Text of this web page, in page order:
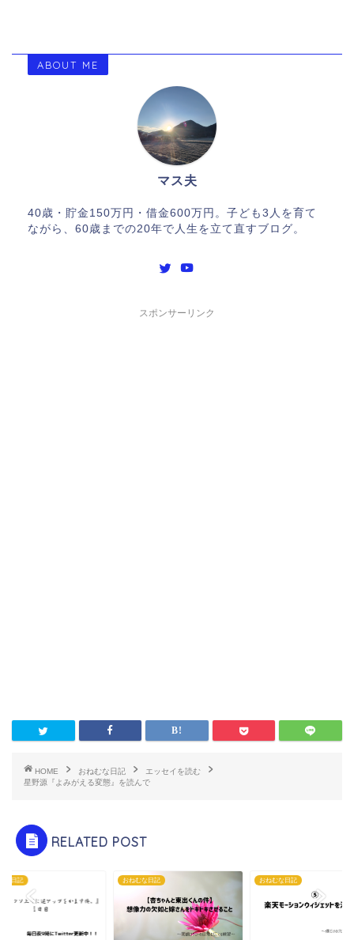
ABOUT ME
マス夫
40歳・貯金150万円・借金600万円。子ども3人を育て
ながら、60歳までの20年で人生を立て直すブログ。
スポンサーリンク
HOME おねむな日記
エッセイを読む
星野源『よみがえる変態』を読んで
RELATED POST
な日記 おねむな日記 おねむな日記